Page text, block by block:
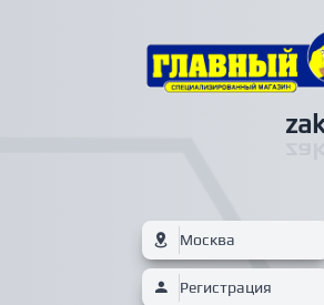
Москва
Регистрация